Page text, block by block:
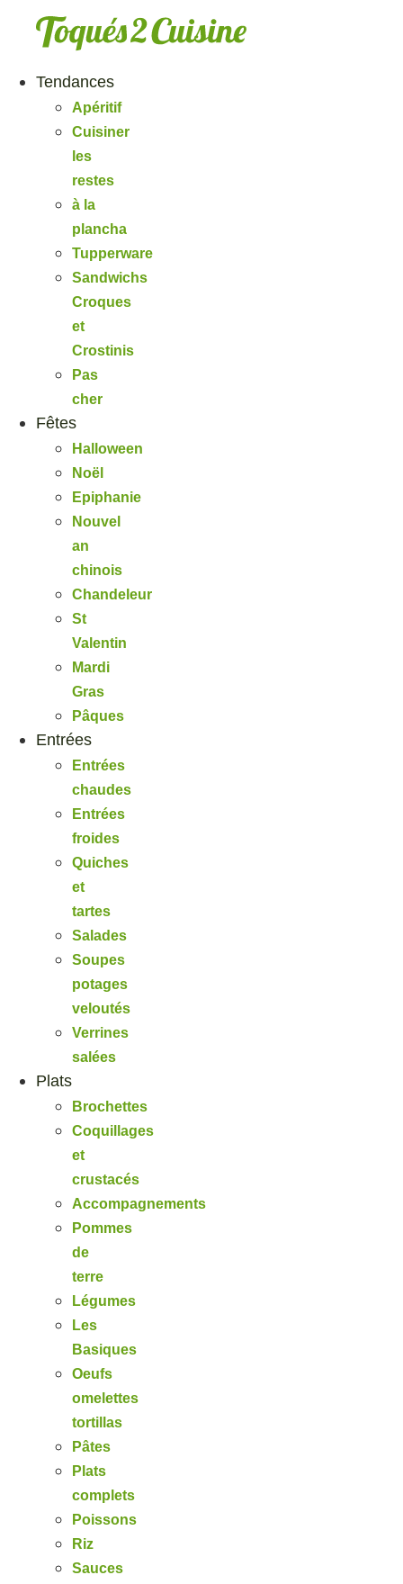
Tendances
Apéritif
Cuisiner
les
restes
à la
plancha
Tupperware
Sandwichs
Croques
et
Crostinis
Pas
cher
Fêtes
Halloween
Noël
Epiphanie
Nouvel
an
chinois
Chandeleur
St
Valentin
Mardi
Gras
Pâques
Entrées
Entrées
chaudes
Entrées
froides
Quiches
et
tartes
Salades
Soupes
potages
veloutés
Verrines
salées
Plats
Brochettes
Coquillages
et
crustacés
Accompagnements
Pommes
de
terre
Légumes
Les
Basiques
Oeufs
omelettes
tortillas
Pâtes
Plats
complets
Poissons
Riz
Sauces